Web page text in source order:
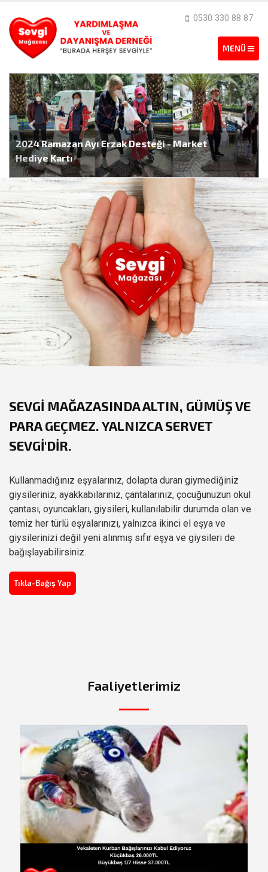
0530 330 88 87
2024 Ramazan Ayı Erzak Desteği - Market
Hediye Kartı
SEVGI MAĞAZASINDA ALTIN, GÜMÜŞ VE
PARA GEÇMEZ. YALNIZCA SERVET
SEVGİ'DIR.
Kullanmadığınız eşyalarınız, dolapta duran giymediğiniz
giysileriniz, ayakkabılarınız, çantalarınız, çocuğunuzun okul
çantası, oyuncakları, giysileri, kullanılabilir durumda olan ve
temiz her türlü eşyalarınızı, yalnızca ikinci el eşya ve
giysilerinizi değil yeni alınmış sıfır eşya ve giysileri de
bağışlayabilirsiniz.
Tıkla-Bağış Yap
Faaliyetlerimiz